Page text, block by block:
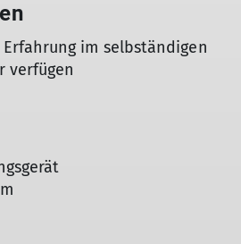
im selbständigen
verfügen